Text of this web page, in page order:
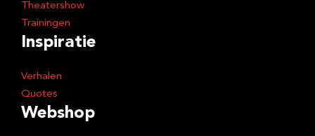
Theatershow
Trainingen
Inspiratie
Verhalen
Quotes
Webshop